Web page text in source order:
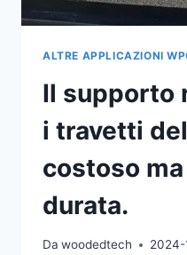
ALTRE APPLICAZIONI
Il supporto
i travetti
costoso
durata.
Da woodedtech 2024-